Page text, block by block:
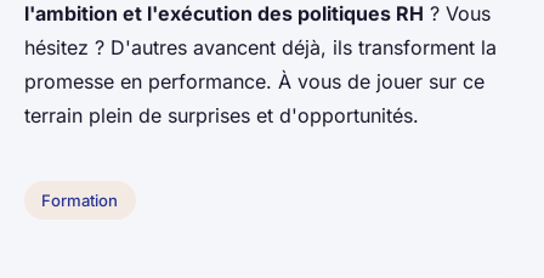
l'ambition et l'exécution des politiques RH ? Vous
hésitez ? D'autres avancent déjà, ils transforment la
promesse en performance. À vous de jouer sur ce
terrain plein de surprises et d'opportunités.
Formation